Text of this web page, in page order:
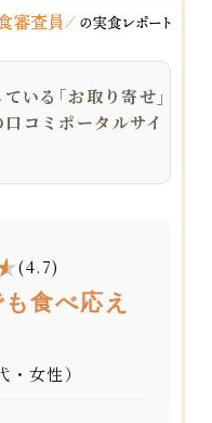
いる｢お取り寄せ｣
コミポータルサイ
食べ応え
女性）
(4.7)